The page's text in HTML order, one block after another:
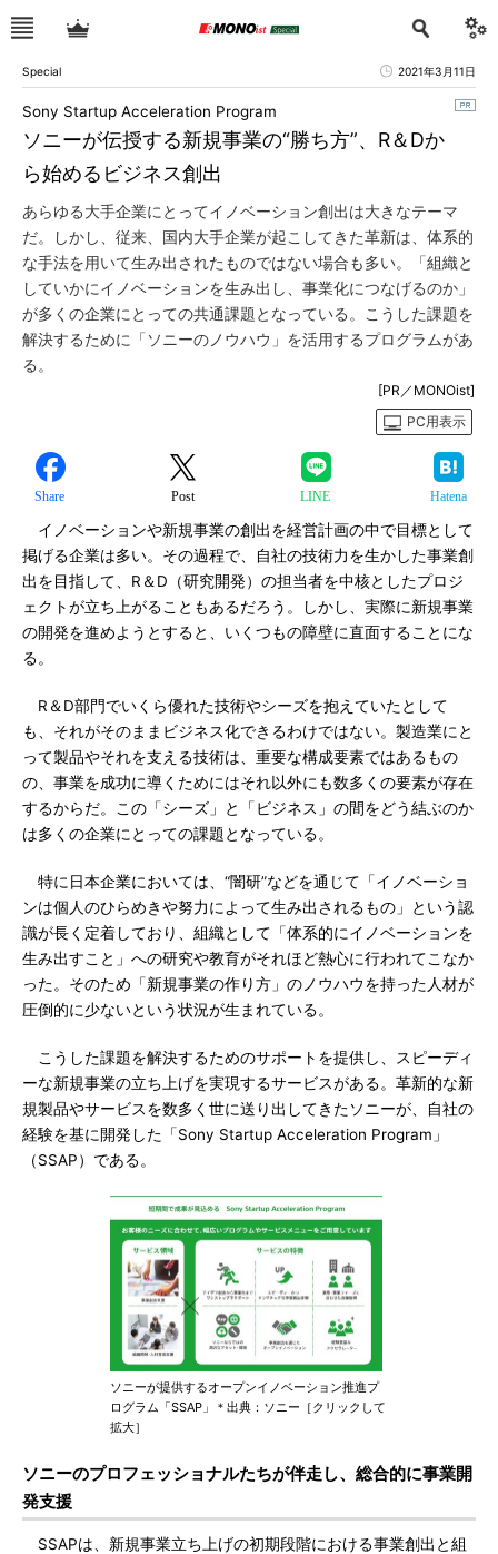
Special 2021年3月11日
ソニーが伝授する新規事業の“勝ち方”、R＆Dか
ら始めるビジネス創出
Sony Startup Acceleration Program
あらゆる大手企業にとってイノベーション創出は大きなテーマ
だ。しかし、従来、国内大手企業が起こしてきた革新は、体系的
な手法を用いて生み出されたものではない場合も多い。「組織と
していかにイノベーションを生み出し、事業化につなげるのか」
が多くの企業にとっての共通課題となっている。こうした課題を
解決するために「ソニーのノウハウ」を活用するプログラムがあ
る。
[PR／MONOist]
PC用表示
Share Post LINE Hatena
イノベーションや新規事業の創出を経営計画の中で目標として
掲げる企業は多い。その過程で、自社の技術力を生かした事業創
出を目指して、R＆D（研究開発）の担当者を中核としたプロジ
ェクトが立ち上がることもあるだろう。しかし、実際に新規事業
の開発を進めようとすると、いくつもの障壁に直面することにな
る。
R＆D部門でいくら優れた技術やシーズを抱えていたとして
も、それがそのままビジネス化できるわけではない。製造業にと
って製品やそれを支える技術は、重要な構成要素ではあるもの
の、事業を成功に導くためにはそれ以外にも数多くの要素が存在
するからだ。この「シーズ」と「ビジネス」の間をどう結ぶのか
は多くの企業にとっての課題となっている。
特に日本企業においては、“闇研”などを通じて「イノベーショ
ンは個人のひらめきや努力によって生み出されるもの」という認
識が長く定着しており、組織として「体系的にイノベーションを
生み出すこと」への研究や教育がそれほど熱心に行われてこなか
った。そのため「新規事業の作り方」のノウハウを持った人材が
圧倒的に少ないという状況が生まれている。
こうした課題を解決するためのサポートを提供し、スピーディ
ーな新規事業の立ち上げを実現するサービスがある。革新的な新
規製品やサービスを数多く世に送り出してきたソニーが、自社の
経験を基に開発した「Sony Startup Acceleration Program」
（SSAP）である。
ソニーが提供するオープンイノベーション推進プ
ログラム「SSAP」＊出典：ソニー［クリックして
拡大］
ソニーのプロフェッショナルたちが伴走し、総合的に事業開
発支援
SSAPは、新規事業立ち上げの初期段階における事業創出と組